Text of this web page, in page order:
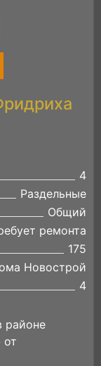
4
Раздельные
Общий
ремонта
175
Новострой
4
районе
от